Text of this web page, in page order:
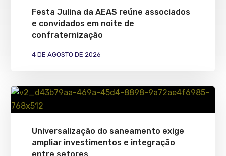
Festa Julina da AEAS reúne associados
e convidados em noite de
confraternização
4 DE AGOSTO DE 2026
Universalização do saneamento exige
ampliar investimentos e integração